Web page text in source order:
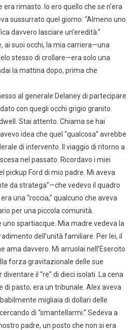
rimasto. Io ero quello che se n’era
sussurrato quel giorno: “Almeno uno
davvero lasciare un’eredità.”
ai suoi occhi, la mia carriera—una
stesso di crollare—era solo una
la mattina dopo, prima che
al generale Delaney di partecipare
con quegli occhi grigio granito.
Stai attento. Chiama se hai
idea che quel “qualcosa” avrebbe
di intervento. Il viaggio di ritorno a
nel passato. Ricordavo i miei
pickup Ford di mio padre. Mi aveva
da stratega”—che vedevo il quadro
una “roccia,” qualcuno che aveva
per una piccola comunità.
spartiacque. Mia madre vedeva la
dell’unità familiare. Per lei, il
ama davvero. Mi arruolai nell’Esercito
forza gravitazionale delle sue
il “re” di dieci isolati. La cena
di pasto; era un tribunale. Alex aveva
migliaia di dollari delle
di “smantellarmi.” Sedeva a
padre, un posto che non si era